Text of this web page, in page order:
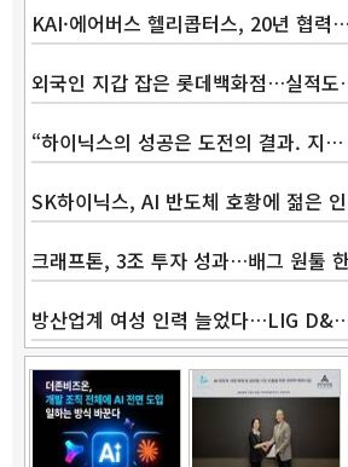
KAI·에어버스 헬리콥터스, 20년 협력…
외국인 지갑 잡은 롯데백화점…실적
“하이닉스의 성공은 도전의 결과. 지…
SK하이닉스, AI 반도체 호황에 젊은
크래프톤, 3조 투자 성과…배그 원툴
방산업계 여성 인력 늘었다…LIG